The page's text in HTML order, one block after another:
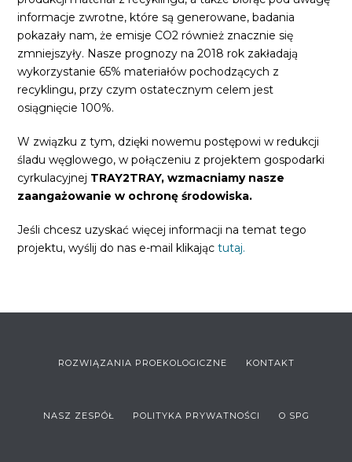
informacje zwrotne, które są generowane, badania
pokazały nam, że emisje CO2 również znacznie się
zmniejszyły. Nasze prognozy na 2018 rok zakładają
wykorzystanie 65% materiałów pochodzących z
recyklingu, przy czym ostatecznym celem jest
osiągnięcie 100%.
W związku z tym, dzięki nowemu postępowi w redukcji
śladu węglowego, w połączeniu z projektem gospodarki
cyrkulacyjnej TRAY2TRAY, wzmacniamy nasze
zaangażowanie w ochronę środowiska.
Jeśli chcesz uzyskać więcej informacji na temat tego
projektu, wyślij do nas e-mail klikająctutaj.
ROZWIĄZANIA PROEKOLOGICZNE KONTAKT
NASZ ZESPÓŁ POLITYKA PRYWATNOŚCI O SPG